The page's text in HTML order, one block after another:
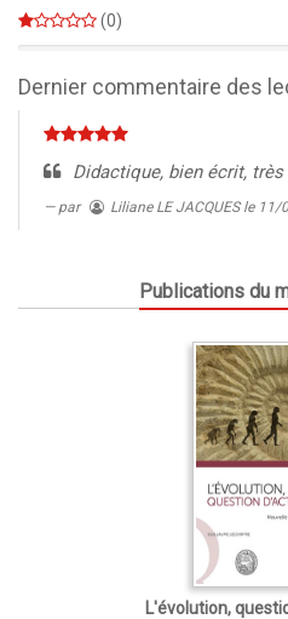
(0)
Dernier commentaire des
Didactique, bien écrit,
par Liliane LE JACQUESle 11/
Publications du
L'évolution,